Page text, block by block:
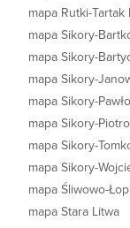
mapa Rutki-Tartak
mapa Sikory-
mapa Sikory-
mapa Sikory-
mapa Sikory-
mapa Sikory-
mapa Sikory-
mapa Sikory-
mapa Śliwowo-
mapa Stara Litwa